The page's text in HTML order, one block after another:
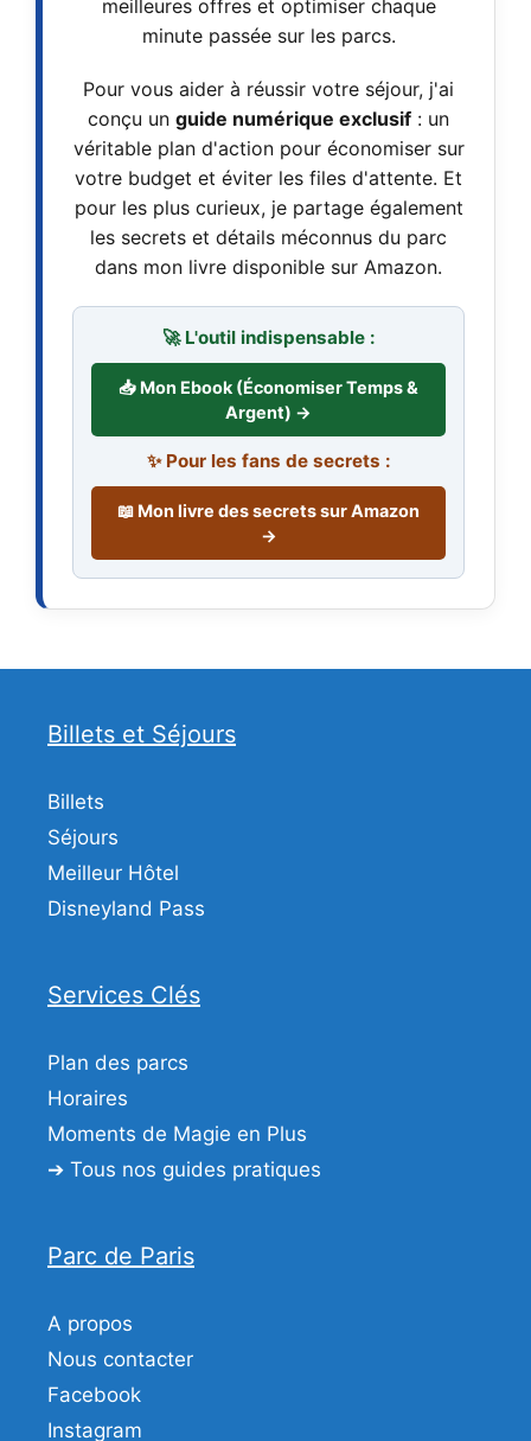
meilleures offres et optimiser chaque
minute passée sur les parcs.
Pour vous aider à réussir votre séjour, j'ai
conçu un guide numérique exclusif : un
véritable plan d'action pour économiser sur
votre budget et éviter les files d'attente. Et
pour les plus curieux, je partage également
les secrets et détails méconnus du parc
dans mon livre disponible sur Amazon.
🚀 L'outil indispensable :
📥 Mon Ebook (Économiser Temps &
Argent) →
✨ Pour les fans de secrets :
📖 Mon livre des secrets sur Amazon
→
Billets et Séjours
Billets
Séjours
Meilleur Hôtel
Disneyland Pass
Services Clés
Plan des parcs
Horaires
Moments de Magie en Plus
➔ Tous nos guides pratiques
Parc de Paris
A propos
Nous contacter
Facebook
Instagram